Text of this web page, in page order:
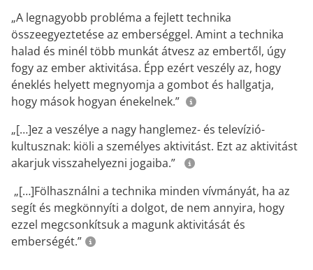
„A legnagyobb probléma a fejlett technika
összeegyeztetése az emberséggel. Amint a technika
halad és minél több munkát átvesz az embertől, úgy
fogy az ember aktivitása. Épp ezért veszély az, hogy
éneklés helyett megnyomja a gombot és hallgatja,
hogy mások hogyan énekelnek.”
„[…]ez a veszélye a nagy hanglemez- és televízió-
kultusznak: kiöli a személyes aktivitást. Ezt az aktivitást
akarjuk visszahelyezni jogaiba.”
„[…]Fölhasználni a technika minden vívmányát, ha az
segít és megkönnyíti a dolgot, de nem annyira, hogy
ezzel megcsonkítsuk a magunk aktivitását és
emberségét.”